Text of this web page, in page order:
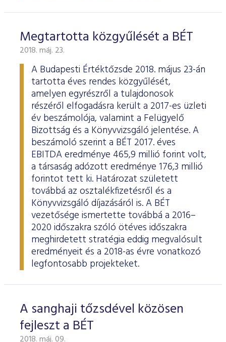
Megtartotta közgyűlését a BÉT
2018. máj. 23.
A Budapesti Értéktőzsde 2018. május 23-án
tartotta éves rendes közgyűlését,
amelyen egyrészről a tulajdonosok
részéről elfogadásra került a 2017-es üzleti
év beszámolója, valamint a Felügyelő
Bizottság és a Könyvvizsgáló jelentése. A
beszámoló szerint a BÉT 2017. éves
EBITDA eredménye 465,9 millió forint volt,
a társaság adózott eredménye 176,3 millió
forintot tett ki. Határozat született
továbbá az osztalékfizetésről és a
Könyvvizsgáló díjazásáról is. A BÉT
vezetősége ismertette továbbá a 2016–
2020 időszakra szóló ötéves időszakra
meghirdetett stratégia eddig megvalósult
eredményeit és a 2018-as évre vonatkozó
legfontosabb projekteket.
A sanghaji tőzsdével közösen
fejleszt a BÉT